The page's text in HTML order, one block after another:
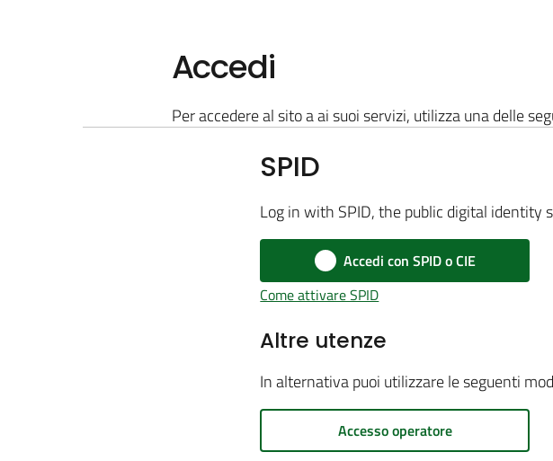
Accedi
Per accedere al sito a ai suoi servizi, utilizza una delle
SPID
Log in with SPID, the public digital identity
Accedi con SPID o CIE
Come attivare SPID
Altre utenze
In alternativa puoi utilizzare le seguenti
Accesso operatore